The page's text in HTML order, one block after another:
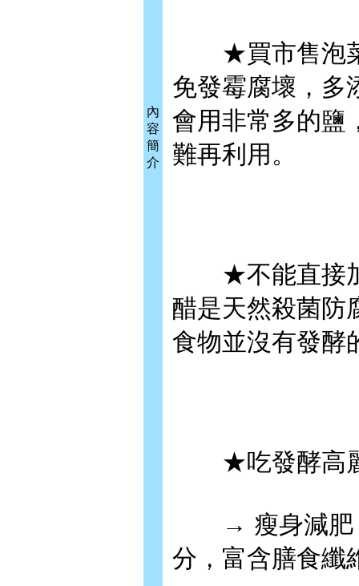
內
容
簡
介
★買市售泡菜
免發霉腐壞，多
會用非常多的鹽
難再利用。
★不能直接加
醋是天然殺菌防
食物並沒有發酵
★吃發酵高麗
→ 瘦身減肥：
分，富含膳食纖